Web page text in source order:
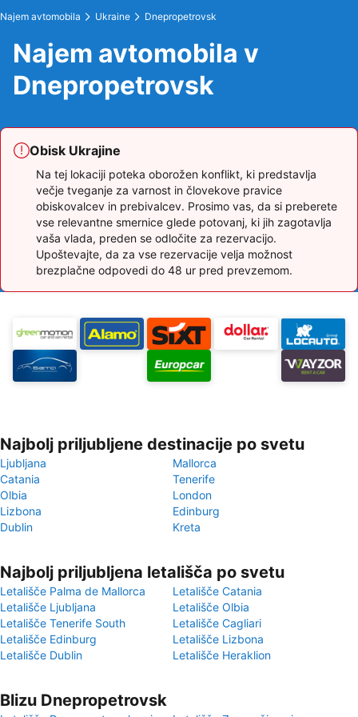
Najem avtomobila Ukraine Dnepropetrovsk
Najem avtomobila v
Dnepropetrovsk
Obisk Ukrajine
Na tej lokaciji poteka oborožen konflikt, ki predstavlja
večje tveganje za varnost in človekove pravice
obiskovalcev in prebivalcev. Prosimo vas, da si preberete
vse relevantne smernice glede potovanj, ki jih zagotavlja
vaša vlada, preden se odločite za rezervacijo.
Upoštevajte, da za vse rezervacije velja možnost
brezplačne odpovedi do 48 ur pred prevzemom.
Najbolj priljubljene destinacije po svetu
Ljubljana
Mallorca
Catania
Tenerife
Olbia
London
Lizbona
Edinburg
Dublin
Kreta
Najbolj priljubljena letališča po svetu
Letališče Palma de Mallorca
Letališče Catania
Letališče Ljubljana
Letališče Olbia
Letališče Tenerife South
Letališče Cagliari
Letališče Edinburg
Letališče Lizbona
Letališče Dublin
Letališče Heraklion
Blizu Dnepropetrovsk